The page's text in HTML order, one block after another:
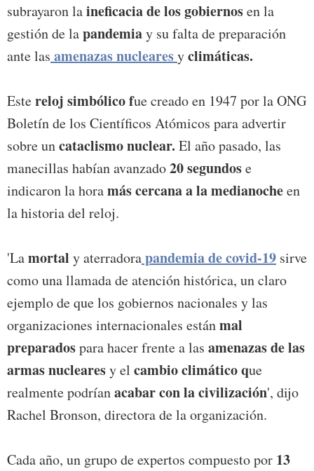
subrayaron laineficacia de los gobiernosen la
gestión de lapandemiay su falta de preparación
ante las amenazas nuclearesyclimáticas.
Estereloj simbólico fue creado en 1947 por la ONG
Boletín de los Científicos Atómicos para advertir
sobre uncataclismo nuclear. El año pasado, las
manecillas habían avanzado20 segundose
indicaron la horamás cercana a la medianocheen
la historia del reloj.
'Lamortal y aterradorapandemia de covid-19 sirve
como una llamada de atención histórica, un claro
ejemplo de que los gobiernos nacionales y las
organizaciones internacionales estánmal
preparadospara hacer frente a las amenazas de las
armasnuclearesy el cambio climático que
realmente podríanacabar con la civilización', dijo
Rachel Bronson, directora de la organización.
Cada año, un grupo de expertos compuesto por 13